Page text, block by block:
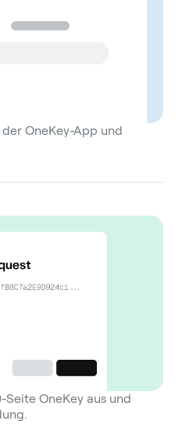
OneKey-App und
Seite OneKey aus und